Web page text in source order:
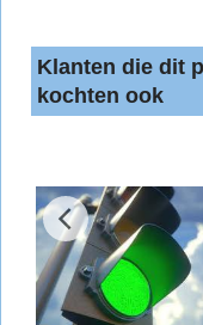
Klanten die dit
kochten ook